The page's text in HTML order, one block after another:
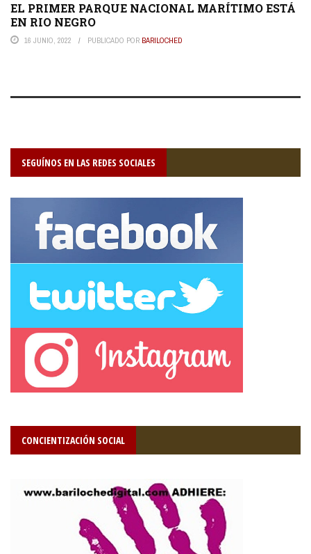
EL PRIMER PARQUE NACIONAL MARÍTIMO ESTÁ
EN RIO NEGRO
16 JUNIO, 2022 PUBLICADO POR BARILOCHED
SEGUÍNOS EN LAS REDES SOCIALES
CONCIENTIZACIÓN SOCIAL